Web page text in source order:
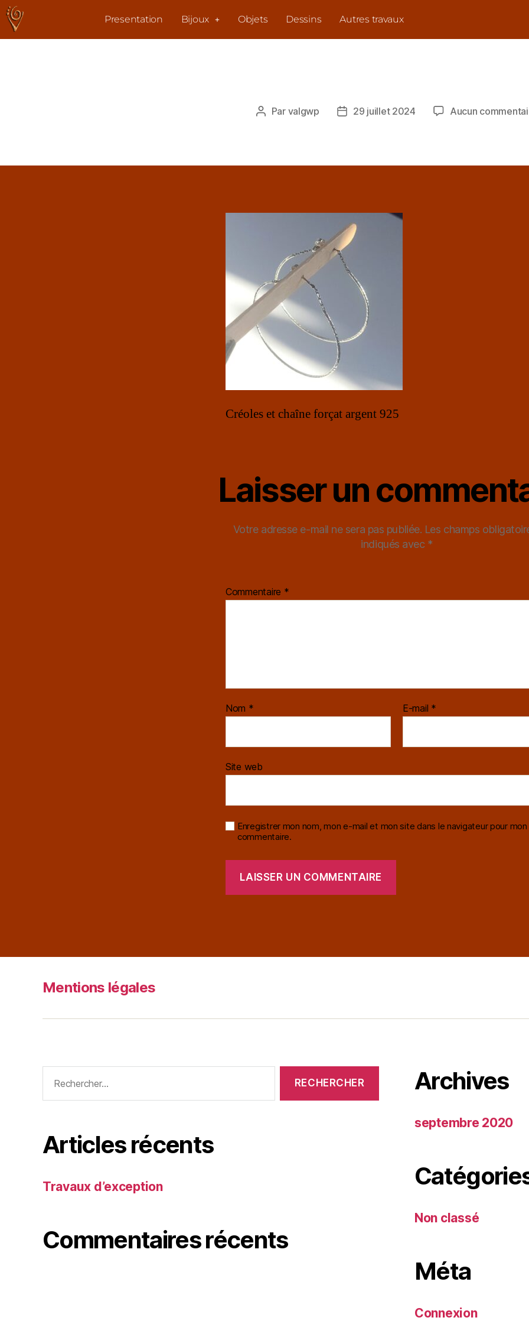
Presentation Bijoux Objets Dessins Autres travaux
Par valgwp 29 juillet 2024 Aucun
Créoles et chaîne forçat argent 925
Laisser un
Votre adresse e-mail ne sera pas publiée. Les champs
indiqués avec *
Commentaire *
Nom * E-mail *
Site web
Enregistrer mon nom, mon e-mail et mon site dans le navigateur pour mon
commentaire.
Mentions légales
Articles récents
Travaux d’exception
Commentaires récents
Archives
septembre 2020
Non classé
Méta
Connexion